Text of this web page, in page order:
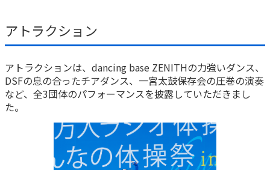
アトラクション
アトラクションは、dancing base ZENITHの力強いダンス、
DSFの息の合ったチアダンス、一宮太鼓保存会の圧巻の演奏
など、全3団体のパフォーマンスを披露していただきまし
た。